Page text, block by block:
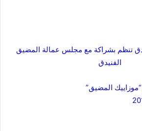
تنظم بشراكة مع مجلس عمالة المضيق
الفنيدق
المضيق”